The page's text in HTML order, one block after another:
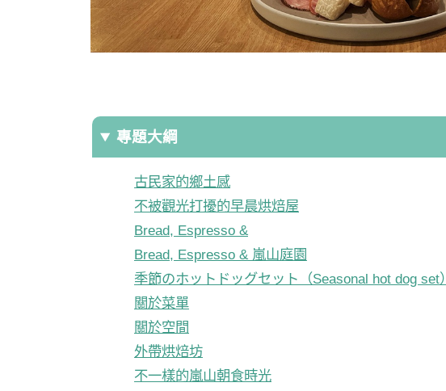
專題大綱
古民家的鄉土感
不被觀光打擾的早晨烘焙屋
Bread, Espresso &
Bread, Espresso & 嵐山庭園
季節のホットドッグセット（Seasonal hot dog set）
關於菜單
關於空間
外帶烘焙坊
不一樣的嵐山朝食時光